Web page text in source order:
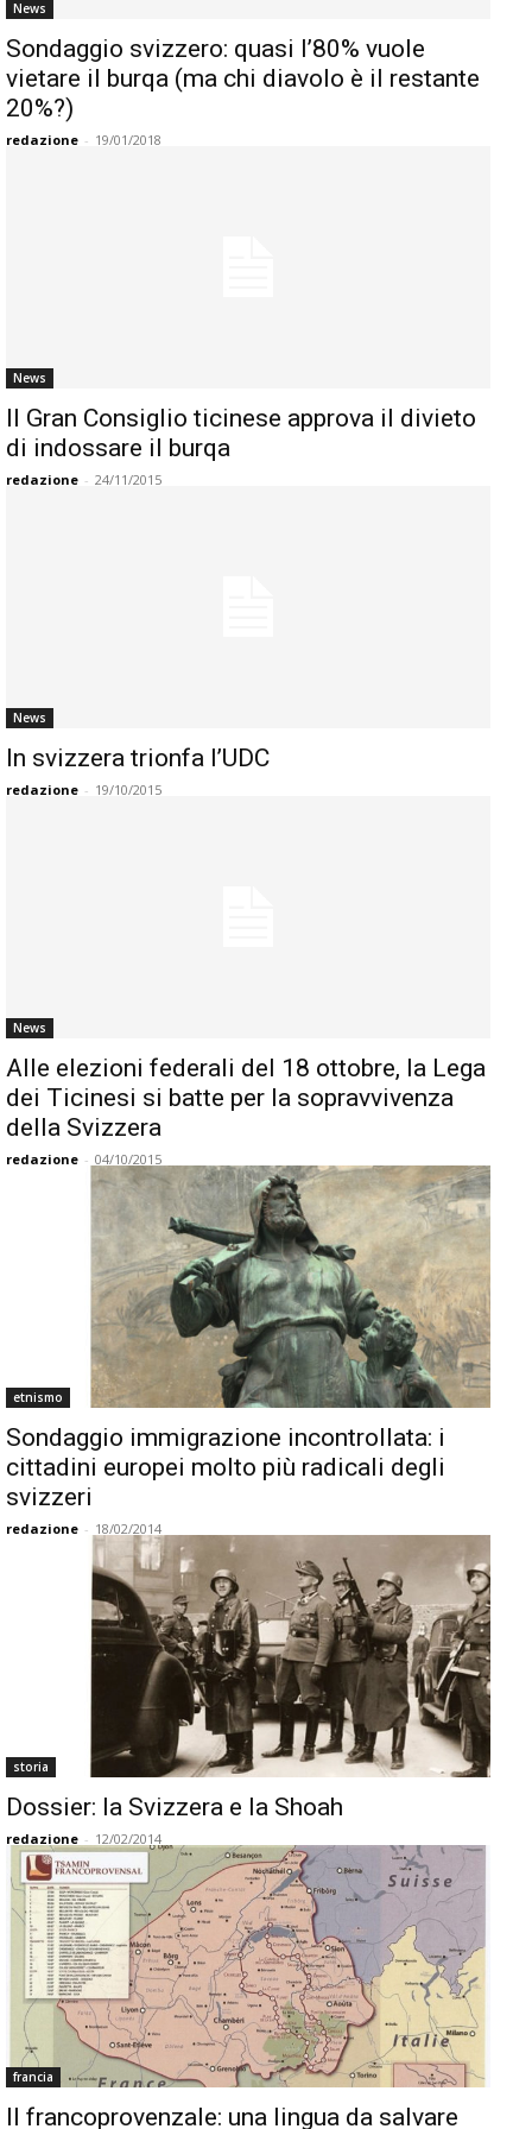
News
Sondaggio svizzero: quasi l’80% vuole
vietare il burqa (ma chi diavolo è il restante
20%?)
redazione - 19/01/2018
News
Il Gran Consiglio ticinese approva il divieto
di indossare il burqa
redazione - 24/11/2015
News
In svizzera trionfa l’UDC
redazione - 19/10/2015
News
Alle elezioni federali del 18 ottobre, la Lega
dei Ticinesi si batte per la sopravvivenza
della Svizzera
redazione - 04/10/2015
etnismo
Sondaggio immigrazione incontrollata: i
cittadini europei molto più radicali degli
svizzeri
redazione - 18/02/2014
storia
Dossier: la Svizzera e la Shoah
redazione - 12/02/2014
francia
Il francoprovenzale: una lingua da salvare